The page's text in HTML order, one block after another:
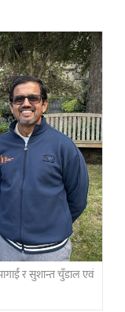
र सुशान्त चुँडाल एवं